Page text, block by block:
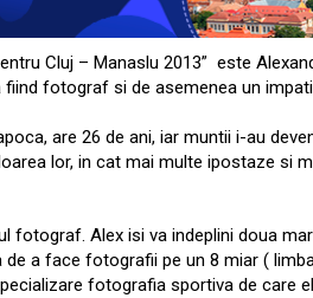
Cluj – Manaslu 2013” este
fotograf si de asemenea un
are 26 de ani, iar muntii i-au
lor, in cat mai multe ipostaze si
fotograf. Alex isi va indeplini doua
a face fotografii pe un 8 miar (
fotografia sportiva de care